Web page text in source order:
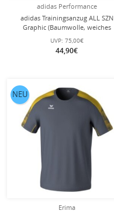
adidas Performance
adidas Trainingsanzug ALL SZN
Graphic (Baumwolle, weiches
Material) grau Kinder
UVP: 75,00€
44,90€
Erima
NEU